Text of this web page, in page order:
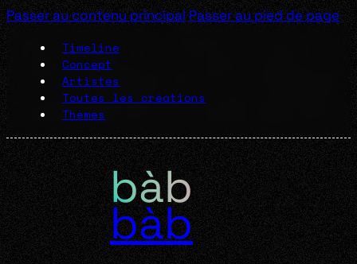
Passer au contenu principal Passer au pied de page
Timeline
Concept
Artistes
Toutes les créations
Thèmes
bàb